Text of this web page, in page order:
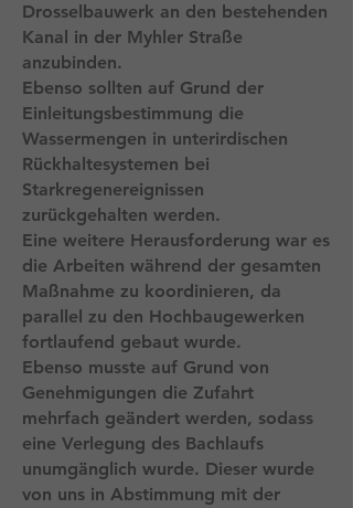
Drosselbauwerk an den bestehenden
Kanal in der Myhler Straße
anzubinden.
Ebenso sollten auf Grund der
Einleitungsbestimmung die
Wassermengen in unterirdischen
Rückhaltesystemen bei
Starkregenereignissen
zurückgehalten werden.
Eine weitere Herausforderung war es
die Arbeiten während der gesamten
Maßnahme zu koordinieren, da
parallel zu den Hochbaugewerken
fortlaufend gebaut wurde.
Ebenso musste auf Grund von
Genehmigungen die Zufahrt
mehrfach geändert werden, sodass
eine Verlegung des Bachlaufs
unumgänglich wurde. Dieser wurde
von uns in Abstimmung mit der